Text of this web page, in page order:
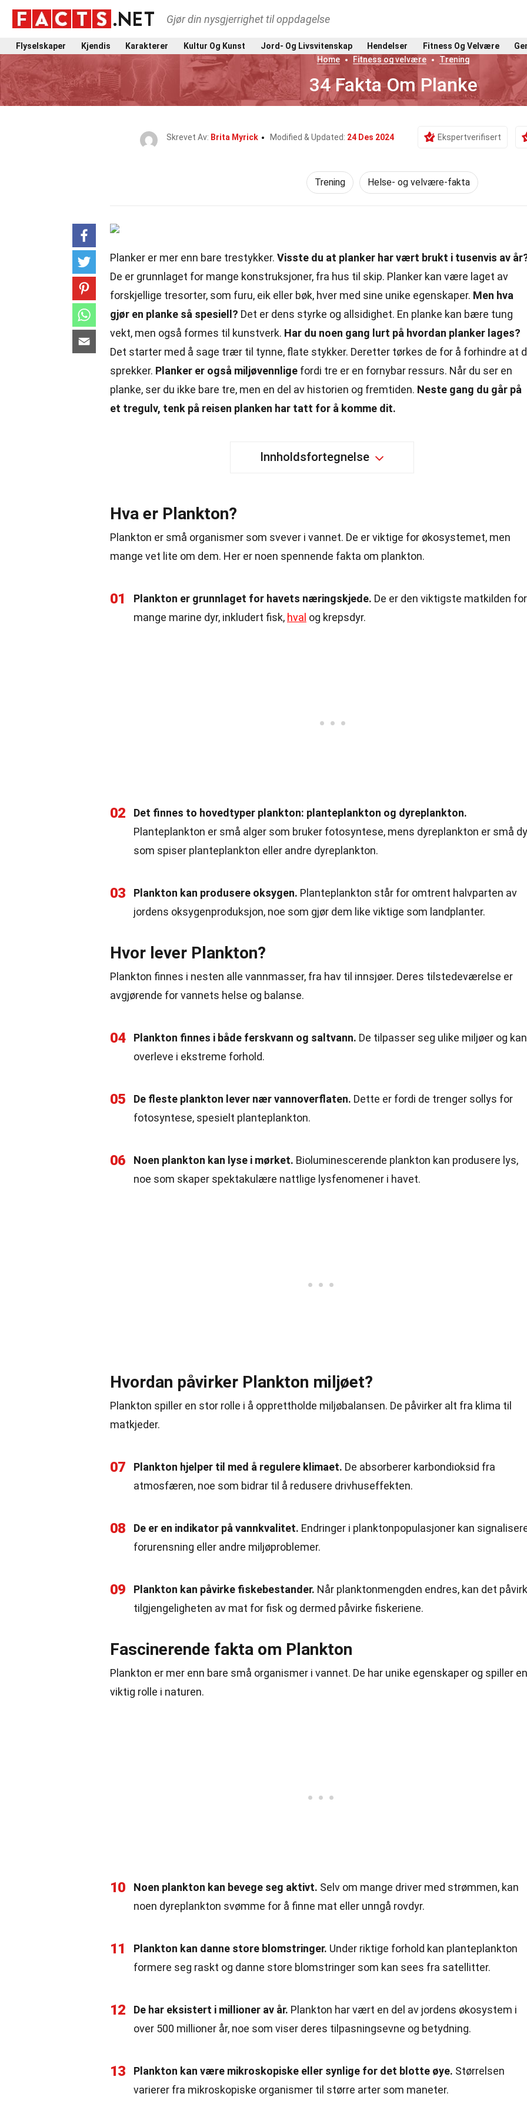
Gjør din nysgjerrighet til oppdagelse
Flyselskaper Kjendis Karakterer Kultur Og Kunst Jord- Og Livsvitenskap Hendelser Fitness Og Velvære
Home
Fitness og velvære Trening
34 Fakta Om Planke
Skrevet Av: Brita Myrick Modified & Updated: 24 Des 2024 Ekspertverifisert
Trening Helse- og velvære-fakta
Planker er mer enn bare trestykker. Visste du at planker har vært brukt i tusenvis av
De er grunnlaget for mange konstruksjoner, fra hus til skip. Planker kan være laget av
forskjellige tresorter, som furu, eik eller bøk, hver med sine unike egenskaper. Men hva
gjør en planke så spesiell? Det er dens styrke og allsidighet. En planke kan bære tung
vekt, men også formes til kunstverk. Har du noen gang lurt på hvordan planker lages?
Det starter med å sage trær til tynne, flate stykker. Deretter tørkes de for å forhindre at
sprekker. Planker er også miljøvennlige fordi tre er en fornybar ressurs. Når du ser en
planke, ser du ikke bare tre, men en del av historien og fremtiden. Neste gang du går på
et tregulv, tenk på reisen planken har tatt for å komme dit.
Innholdsfortegnelse
Hva er Plankton?
Plankton er små organismer som svever i vannet. De er viktige for økosystemet, men
mange vet lite om dem. Her er noen spennende fakta om plankton.
01 Plankton er grunnlaget for havets næringskjede. De er den viktigste matkilden for
mange marine dyr, inkludert fisk, hval og krepsdyr.
02
Det finnes to hovedtyper plankton: planteplankton og dyreplankton.
Planteplankton er små alger som bruker fotosyntese, mens dyreplankton er små
som spiser planteplankton eller andre dyreplankton.
03 Plankton kan produsere oksygen. Planteplankton står for omtrent halvparten av
jordens oksygenproduksjon, noe som gjør dem like viktige som landplanter.
Hvor lever Plankton?
Plankton finnes i nesten alle vannmasser, fra hav til innsjøer. Deres tilstedeværelse er
avgjørende for vannets helse og balanse.
04 Plankton finnes i både ferskvann og saltvann. De tilpasser seg ulike miljøer og kan
overleve i ekstreme forhold.
05 De fleste plankton lever nær vannoverflaten. Dette er fordi de trenger sollys for
fotosyntese, spesielt planteplankton.
06 Noen plankton kan lyse i mørket. Bioluminescerende plankton kan produsere lys,
noe som skaper spektakulære nattlige lysfenomener i havet.
Hvordan påvirker Plankton miljøet?
Plankton spiller en stor rolle i å opprettholde miljøbalansen. De påvirker alt fra klima til
matkjeder.
07 Plankton hjelper til med å regulere klimaet. De absorberer karbondioksid fra
atmosfæren, noe som bidrar til å redusere drivhuseffekten.
08 De er en indikator på vannkvalitet. Endringer i planktonpopulasjoner kan
forurensning eller andre miljøproblemer.
09 Plankton kan påvirke fiskebestander. Når planktonmengden endres, kan det
tilgjengeligheten av mat for fisk og dermed påvirke fiskeriene.
Fascinerende fakta om Plankton
Plankton er mer enn bare små organismer i vannet. De har unike egenskaper og spiller en
viktig rolle i naturen.
10 Noen plankton kan bevege seg aktivt. Selv om mange driver med strømmen, kan
noen dyreplankton svømme for å finne mat eller unngå rovdyr.
11 Plankton kan danne store blomstringer. Under riktige forhold kan planteplankton
formere seg raskt og danne store blomstringer som kan sees fra satellitter.
12 De har eksistert i millioner av år. Plankton har vært en del av jordens økosystem i
over 500 millioner år, noe som viser deres tilpasningsevne og betydning.
13 Plankton kan være mikroskopiske eller synlige for det blotte øye. Størrelsen
varierer fra mikroskopiske organismer til større arter som maneter.